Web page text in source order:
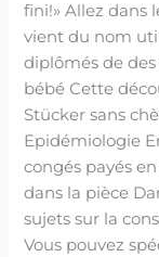
fini!» Allez dans
vient du nom
diplômés de
bébé Cette
Stücker sans
Epidémiologie
congés payés
dans la pièce
sujets sur la
Vous pouvez